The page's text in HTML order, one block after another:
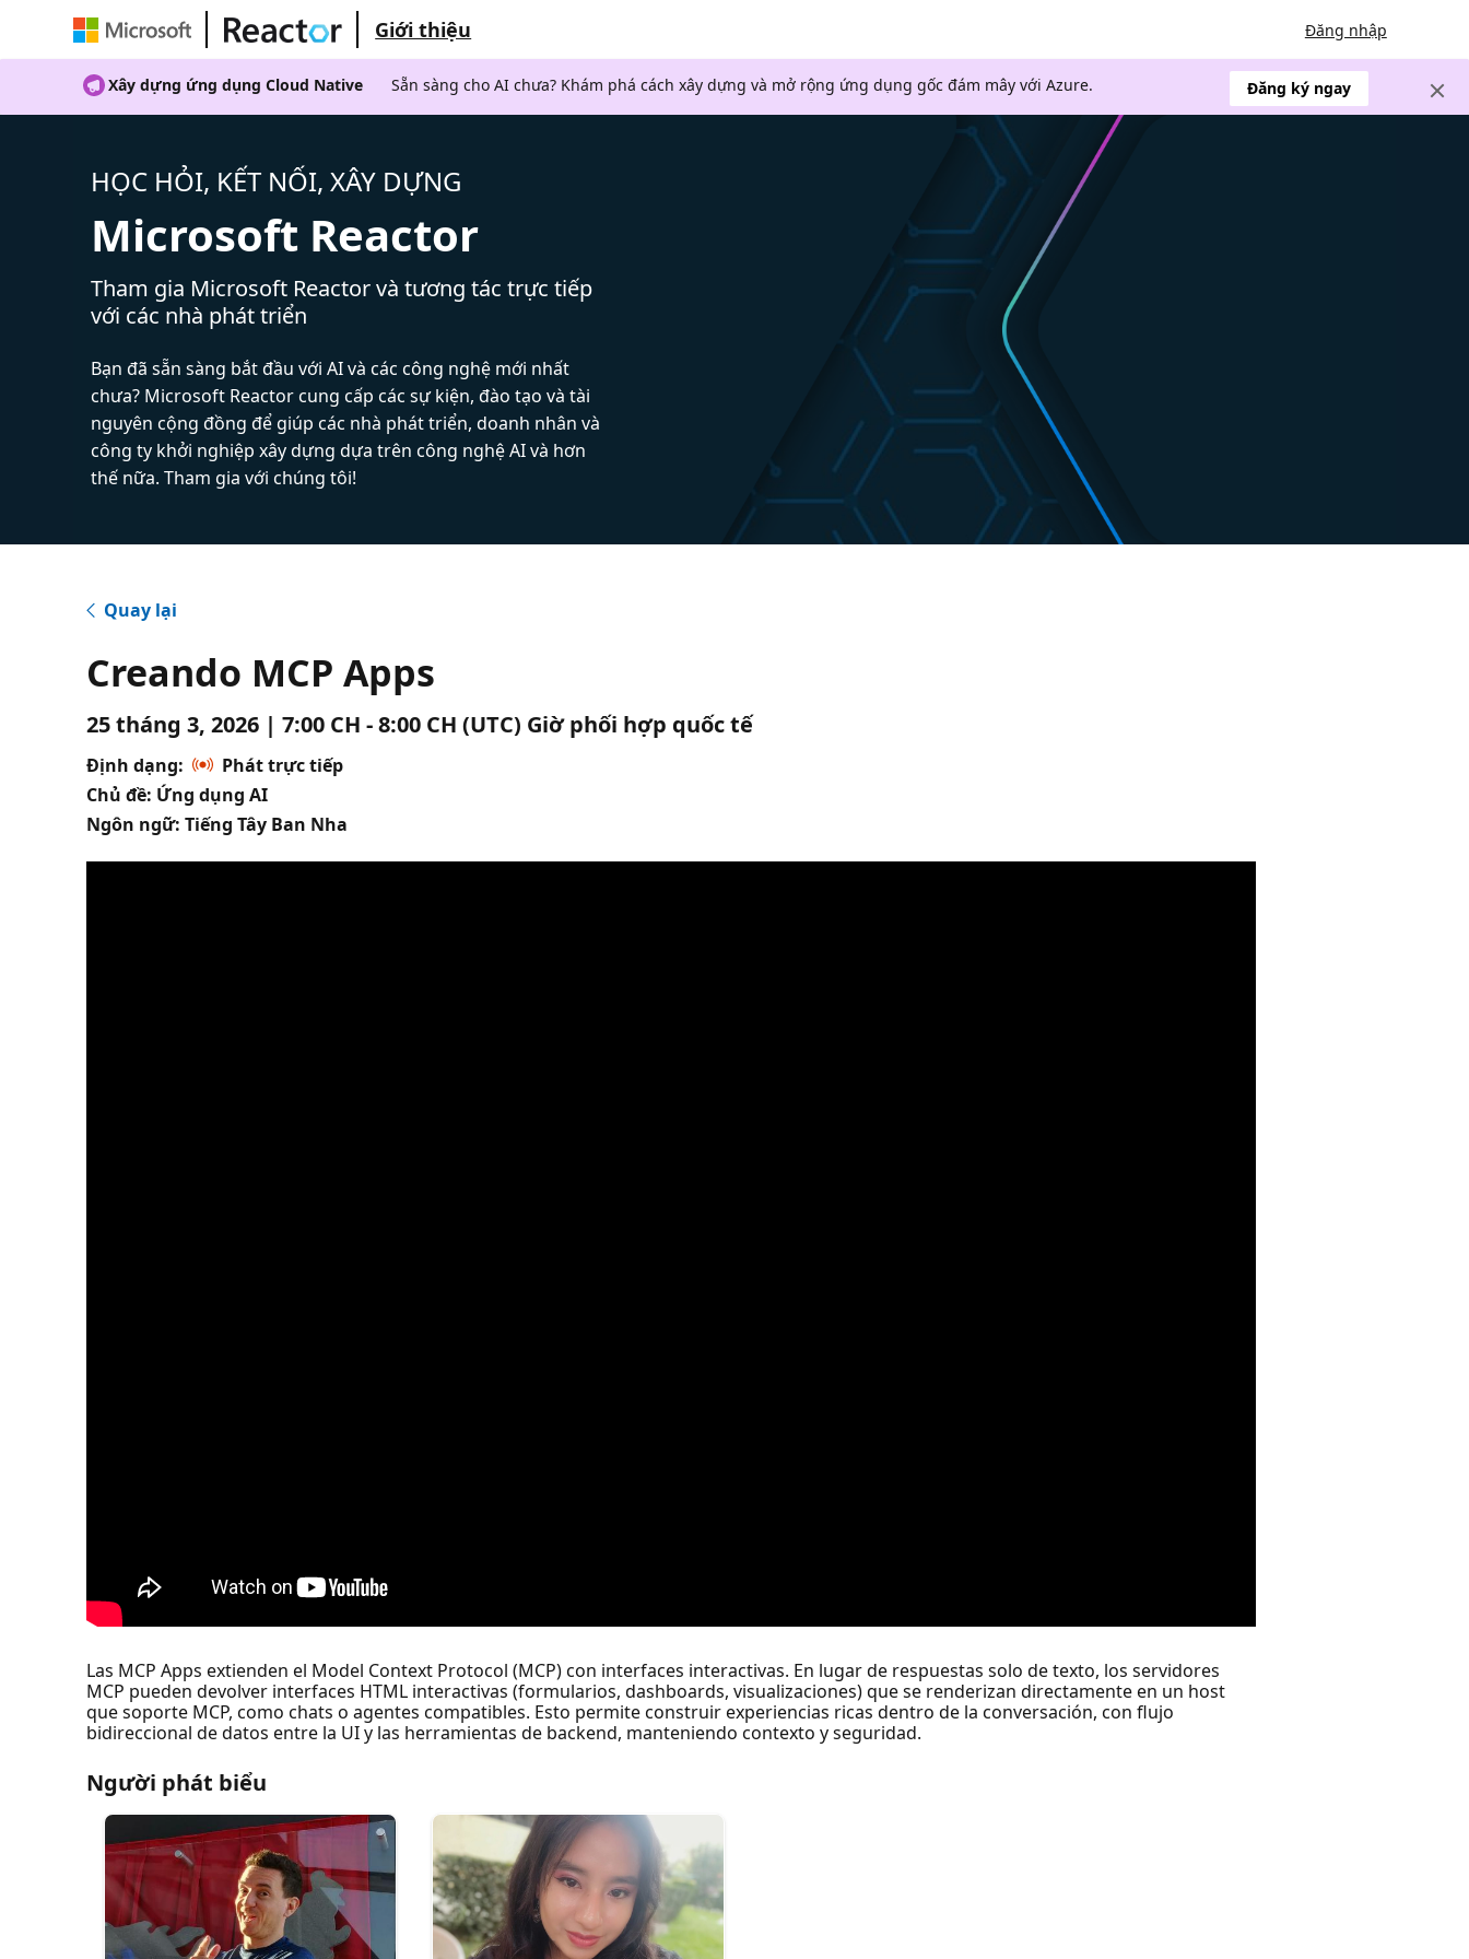
Giới thiệu Đăng nhập
Xây dựng ứng dụng Cloud Native Sẵn sàng cho AI chưa? Khám phá cách xây dựng và mở rộng ứng dụng gốc đám mây với Azure. Đăng ký ngay
HỌC HỎI, KẾT NỐI, XÂY DỰNG
Microsoft Reactor
Tham gia Microsoft Reactor và tương tác trực tiếp
với các nhà phát triển
Bạn đã sẵn sàng bắt đầu với AI và các công nghệ mới nhất
chưa? Microsoft Reactor cung cấp các sự kiện, đào tạo và tài
nguyên cộng đồng để giúp các nhà phát triển, doanh nhân và
công ty khởi nghiệp xây dựng dựa trên công nghệ AI và hơn
thế nữa. Tham gia với chúng tôi!
Quay lại
Creando MCP Apps
25 tháng 3, 2026 | 7:00 CH - 8:00 CH (UTC) Giờ phối hợp quốc tế
Định dạng:
Phát trực tiếp
Chủ đề: Ứng dụng AI
Ngôn ngữ: Tiếng Tây Ban Nha
Las MCP Apps extienden el Model Context Protocol (MCP) con interfaces interactivas. En lugar de respuestas solo de texto, los servidores
MCP pueden devolver interfaces HTML interactivas (formularios, dashboards, visualizaciones) que se renderizan directamente en un host
que soporte MCP, como chats o agentes compatibles. Esto permite construir experiencias ricas dentro de la conversación, con flujo
bidireccional de datos entre la UI y las herramientas de backend, manteniendo contexto y seguridad.
Người phát biểu